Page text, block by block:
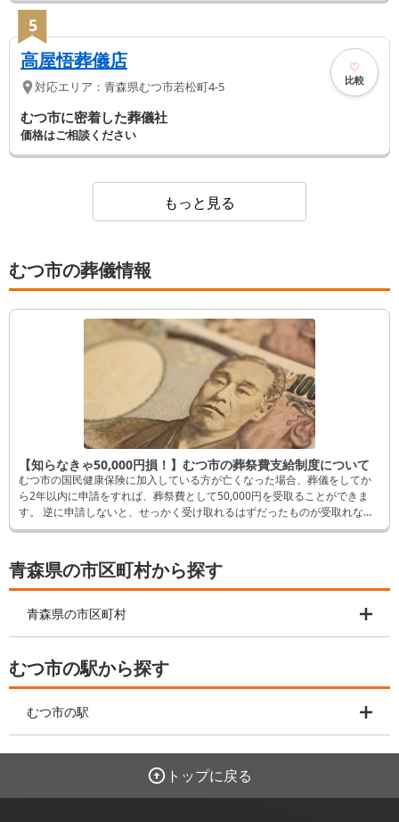
5
高屋悟葬儀店
対応エリア： 青森県むつ市若松町4-5 比較
むつ市に密着した葬儀社
価格はご相談ください
もっと見る
むつ市の葬儀情報
【知らなきゃ50,000円損！】むつ市の葬祭費支給制度について
むつ市の国民健康保険に加入している方が亡くなった場合、葬儀をしてか
ら2年以内に申請をすれば、葬祭費として50,000円を受取ることができま
す。 逆に申請しないと、せっかく受け取れるはずだったものが受取れなく
なってしまいます。 そんなことにならないよう、この記事では申請方法な
青森県の市区町村から探す
青森県の市区町村
むつ市の駅から探す
むつ市の駅
トップに戻る